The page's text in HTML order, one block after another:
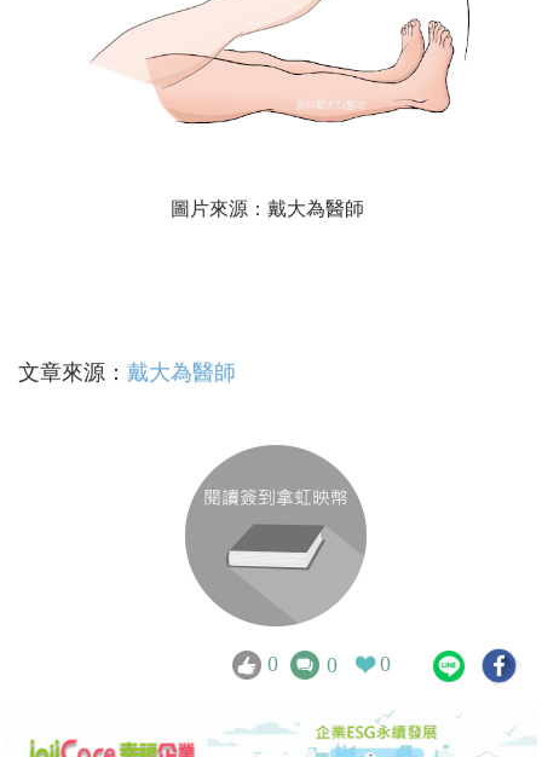
圖片來源：戴大為醫師
文章來源： 戴大為醫師
0 0 0